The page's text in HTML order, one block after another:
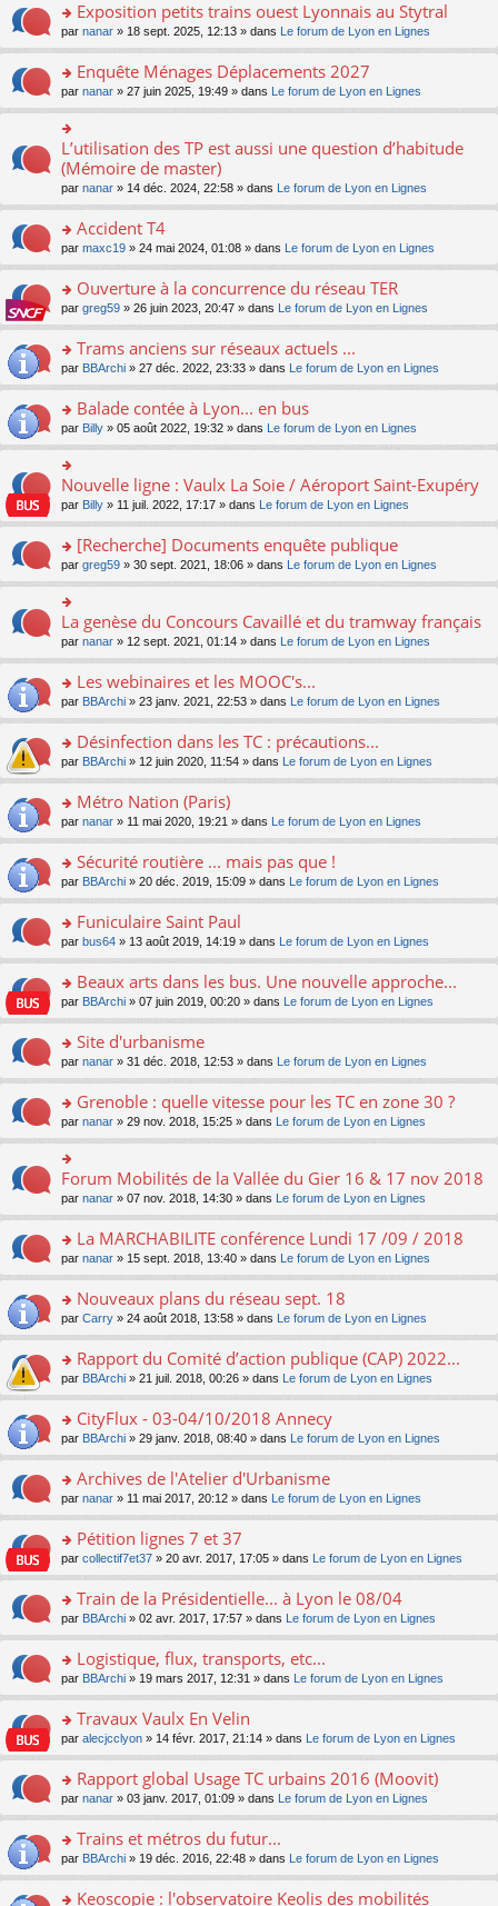
ult
er
le
m
e
s
g
e
n
o
lu
le
pl
u
s
e
nt
o
n
ult
er
le
m
s
a
e
n
o
lu
le
pl
u
s
e
nt
Exposition petits trains ouest Lyonnais au Stytral
par nanar » 18 sept. 2025, 12:13 » dans Le forum de Lyon en Lignes
o
n
s
ult
er
le
m
e
s
a
e
n
o
lu
le
pl
u
s
c
nt
Enquête Ménages Déplacements 2027
par nanar » 27 juin 2025, 19:49 » dans Le forum de Lyon en Lignes
n
s
ult
er
le
m
e
s
a
g
e
n
lu
le
pl
u
s
c
e
nt
L’utilisation des TP est aussi une question d’habitude
(Mémoire de master)
par nanar » 14 déc. 2024, 22:58 » dans Le forum de Lyon en Lignes
o
n
ult
er
le
m
e
a
g
e
n
o
lu
pl
u
s
ré
c
e
nt
Accident T4
par maxc19 » 24 mai 2024, 01:08 » dans Le forum de Lyon en Lignes
o
n
ult
er
le
m
e
s
g
e
n
o
lu
pl
u
s
ré
e
nt
Ouverture à la concurrence du réseau TER
par greg59 » 26 juin 2023, 20:47 » dans Le forum de Lyon en Lignes
o
n
ult
er
le
m
e
s
g
e
n
o
n
le
u
s
ré
e
nt
Trams anciens sur réseaux actuels ...
par BBArchi » 27 déc. 2022, 23:33 » dans Le forum de Lyon en Lignes
o
n
s
ult
er
le
m
e
s
a
e
n
o
n
le
u
s
ré
e
nt
Balade contée à Lyon... en bus
par Billy » 05 août 2022, 19:32 » dans Le forum de Lyon en Lignes
o
n
er
le
m
e
s
a
g
e
n
o
lu
le
pl
u
s
e
nt
Nouvelle ligne : Vaulx La Soie / Aéroport Saint-Exupéry
par Billy » 11 juil. 2022, 17:17 » dans Le forum de Lyon en Lignes
o
n
s
ult
er
le
m
e
s
g
e
n
o
lu
pl
u
s
c
e
nt
[Recherche] Documents enquête publique
par greg59 » 30 sept. 2021, 18:06 » dans Le forum de Lyon en Lignes
n
er
le
m
e
s
a
g
e
n
n
lu
le
pl
u
c
e
nt
La genèse du Concours Cavaillé et du tramway français
par nanar » 12 sept. 2021, 01:14 » dans Le forum de Lyon en Lignes
o
n
ult
er
le
m
e
a
g
e
n
n
le
pl
u
ré
c
e
nt
Les webinaires et les MOOC's...
par BBArchi » 23 janv. 2021, 22:53 » dans Le forum de Lyon en Lignes
o
n
ult
er
le
m
e
a
g
e
n
n
le
pl
u
ré
c
e
nt
Désinfection dans les TC : précautions...
par BBArchi » 12 juin 2020, 11:54 » dans Le forum de Lyon en Lignes
o
n
ult
er
le
m
e
a
g
e
n
n
le
pl
u
s
ré
c
e
nt
Métro Nation (Paris)
par nanar » 11 mai 2020, 19:21 » dans Le forum de Lyon en Lignes
o
n
ult
er
le
m
e
a
g
e
n
n
le
pl
u
s
c
e
nt
Sécurité routière ... mais pas que !
par BBArchi » 20 déc. 2019, 15:09 » dans Le forum de Lyon en Lignes
o
n
ult
er
le
m
e
a
g
e
n
o
lu
pl
u
s
c
e
nt
Funiculaire Saint Paul
par bus64 » 13 août 2019, 14:19 » dans Le forum de Lyon en Lignes
o
n
ult
er
le
m
e
s
g
e
n
o
lu
pl
u
s
c
e
nt
Beaux arts dans les bus. Une nouvelle approche...
par BBArchi » 07 juin 2019, 00:20 » dans Le forum de Lyon en Lignes
o
n
ult
er
le
m
e
s
g
e
n
o
lu
pl
u
s
c
e
nt
Site d'urbanisme
par nanar » 31 déc. 2018, 12:53 » dans Le forum de Lyon en Lignes
o
n
s
ult
er
le
m
e
s
g
e
n
o
lu
pl
u
s
c
e
nt
Grenoble : quelle vitesse pour les TC en zone 30 ?
par nanar » 29 nov. 2018, 15:25 » dans Le forum de Lyon en Lignes
o
n
er
le
m
e
s
a
g
e
n
n
lu
le
pl
u
c
e
nt
Forum Mobilités de la Vallée du Gier 16 & 17 nov 2018
par nanar » 07 nov. 2018, 14:30 » dans Le forum de Lyon en Lignes
o
n
ult
er
le
m
e
a
g
e
n
n
le
pl
u
ré
c
e
nt
La MARCHABILITE conférence Lundi 17 /09 / 2018
par nanar » 15 sept. 2018, 13:40 » dans Le forum de Lyon en Lignes
o
n
ult
er
le
m
e
a
g
e
n
n
le
pl
u
ré
c
e
nt
Nouveaux plans du réseau sept. 18
par Carry » 24 août 2018, 13:58 » dans Le forum de Lyon en Lignes
o
n
ult
er
le
m
e
a
g
e
n
n
le
pl
u
ré
c
e
nt
Rapport du Comité d’action publique (CAP) 2022...
par BBArchi » 21 juil. 2018, 00:26 » dans Le forum de Lyon en Lignes
o
n
ult
er
le
m
e
a
g
e
n
n
le
pl
u
ré
c
e
nt
CityFlux - 03-04/10/2018 Annecy
par BBArchi » 29 janv. 2018, 08:40 » dans Le forum de Lyon en Lignes
o
n
ult
er
le
m
e
a
g
e
n
n
le
pl
u
ré
c
e
nt
Archives de l'Atelier d'Urbanisme
par nanar » 11 mai 2017, 20:12 » dans Le forum de Lyon en Lignes
o
n
ult
er
le
m
e
a
g
e
n
n
le
pl
u
Pétition lignes 7 et 37
par collectif7et37 » 20 avr. 2017, 17:05 » dans Le forum de Lyon en Lignes
o
n
ult
er
le
m
e
a
g
e
n
n
le
Train de la Présidentielle... à Lyon le 08/04
par BBArchi » 02 avr. 2017, 17:57 » dans Le forum de Lyon en Lignes
o
n
ult
er
le
m
e
a
g
e
n
Logistique, flux, transports, etc...
par BBArchi » 19 mars 2017, 12:31 » dans Le forum de Lyon en Lignes
o
n
ult
er
le
m
e
Travaux Vaulx En Velin
par alecjcclyon » 14 févr. 2017, 21:14 » dans Le forum de Lyon en Lignes
o
n
ult
er
le
m
Rapport global Usage TC urbains 2016 (Moovit)
par nanar » 03 janv. 2017, 01:09 » dans Le forum de Lyon en Lignes
o
n
Trains et métros du futur...
par BBArchi » 19 déc. 2016, 22:48 » dans Le forum de Lyon en Lignes
Keoscopie : l'observatoire Keolis des mobilités